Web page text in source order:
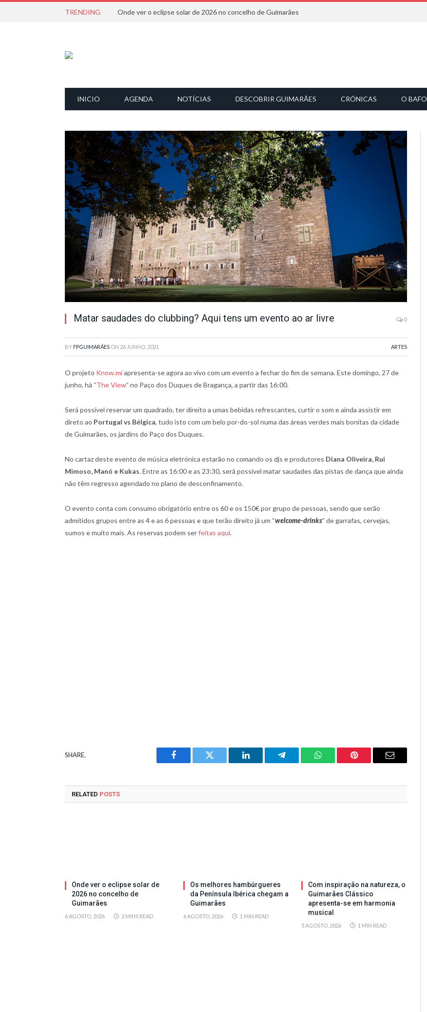
TRENDING Onde ver o eclipse solar de 2026 no concelho de Guimarães
INICIO AGENDA NOTÍCIAS DESCOBRIR GUIMARÃES CRÓNICAS O BAFO
Matar saudades do clubbing? Aqui tens um evento ao ar livre 0
BY FPGUIMARÃES ON 26 JUNHO, 2021 ARTES
O projeto Know.miapresenta-se agora ao vivo com um evento a fechar do fim de semana. Este domingo, 27 de
junho, há “The View” no Paço dos Duques de Bragança, a partir das 16:00.
Será possível reservar um quadrado, ter direito a umas bebidas refrescantes, curtir o som e ainda assistir em
direto ao Portugal vs Bélgica, tudo isto com um belo por-do-sol numa das áreas verdes mais bonitas da cidade
de Guimarães, os jardins do Paço dos Duques.
No cartaz deste evento de música eletrónica estarão no comando os djs e produtores Diana Oliveira, Rui
Mimoso, Manó e Kukas. Entre as 16:00 e as 23:30, será possível matar saudades das pistas de dança que ainda
não têm regresso agendado no plano de desconfinamento.
O evento conta com consumo obrigatório entre os 60 e os 150€ por grupo de pessoas, sendo que serão
admitidos grupos entre as 4 e as 6 pessoas e que terão direito já um “welcome-drinks” de garrafas, cervejas,
sumos e muito mais. As reservas podem serfeitas aqui.
SHARE.
Facebook Twitter LinkedIn Telegram WhatsAppPinterest Email
RELATED POSTS
Onde ver o eclipse solar de
2026 no concelho de
Guimarães
6 AGOSTO, 2026 2 MINS READ
Os melhores hambúrgueres
da Península Ibérica chegam a
Guimarães
6 AGOSTO, 2026 1 MIN READ
Com inspiração na natureza, o
Guimarães Clássico
apresenta-se em harmonia
musical
5 AGOSTO, 2026 1 MIN READ